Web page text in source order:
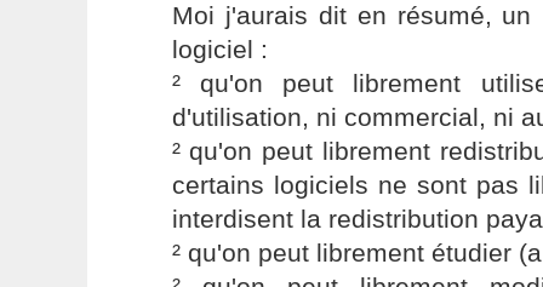
Moi j'aurais dit en résumé,
logiciel :
² qu'on peut librement
d'utilisation, ni commercial, ni
² qu'on peut librement
certains logiciels ne sont pas
interdisent la redistribution
² qu'on peut librement étudier